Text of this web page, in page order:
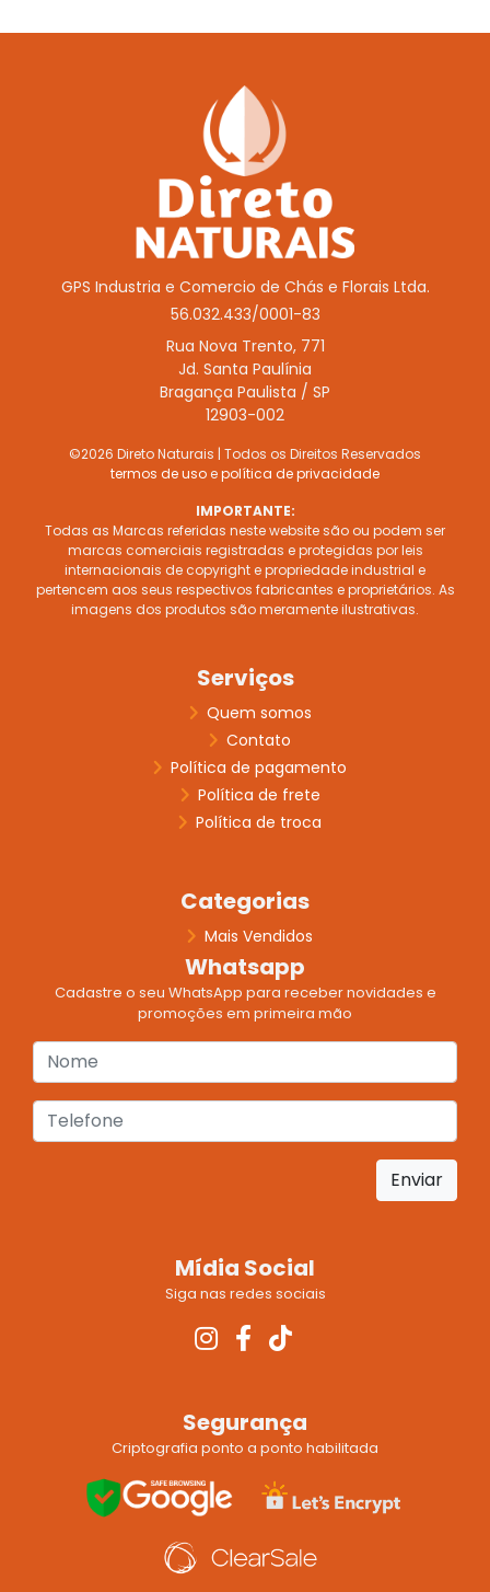
GPS Industria e Comercio de Chás e Florais Ltda.
56.032.433/0001-83
Rua Nova Trento, 771
Jd. Santa Paulínia
Bragança Paulista / SP
12903-002
©2026 Direto Naturais | Todos os Direitos Reservados
termos de usoepolítica de privacidade
IMPORTANTE:
Todas as Marcas referidas neste website são ou podem ser
marcas comerciais registradas e protegidas por leis
internacionais de copyright e propriedade industrial e
pertencem aos seus respectivos fabricantes e proprietários. As
imagens dos produtos são meramente ilustrativas.
Serviços
Quem somos
Contato
Política de pagamento
Política de frete
Política de troca
Categorias
Mais Vendidos
Whatsapp
Cadastre o seu WhatsApp para receber novidades e
promoções em primeira mão
Enviar
Mídia Social
Siga nas redes sociais
Segurança
Criptografia ponto a ponto habilitada